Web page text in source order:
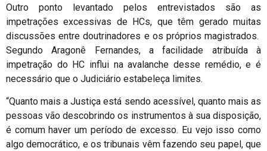
Outro ponto levantado pelos entrevistados são as
impetrações excessivas de HCs, que têm gerado muitas
discussões entre doutrinadores e os próprios magistrados.
Segundo Aragonê Fernandes, a facilidade atribuída à
impetração do HC influi na avalanche desse remédio, e é
necessário que o Judiciário estabeleça limites.
“Quanto mais a Justiça está sendo acessível, quanto mais as
pessoas vão descobrindo os instrumentos à sua disposição,
é comum haver um período de excesso. Eu vejo isso como
algo democrático, e os tribunais vêm fazendo seu papel, que